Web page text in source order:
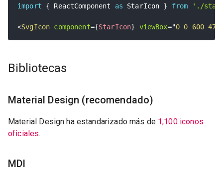
import
{ ReactComponent as StarIcon } from './
<SvgIcon component={StarIcon} viewBox="0 0 600
Bibliotecas
Material Design (recomendado)
Material Design ha estandarizado más de 1,100 iconos
oficiales.
MDI